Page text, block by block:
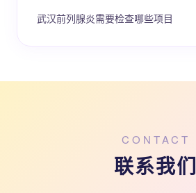
武汉前列腺炎需要检查哪些项目
CONTACT
联系我们